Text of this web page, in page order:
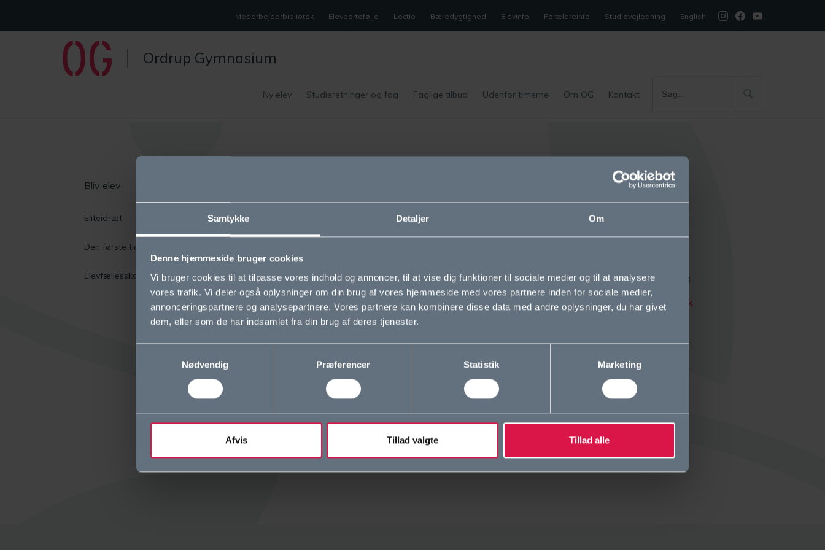
Samtykke Detaljer Om
Denne hjemmeside bruger cookies
Vi bruger cookies til at tilpasse vores indhold og annoncer, til at vise dig funktioner til sociale medier og til at analysere
vores trafik. Vi deler også oplysninger om din brug af vores hjemmeside med vores partnere inden for sociale medier,
annonceringspartnere og analysepartnere. Vores partnere kan kombinere disse data med andre oplysninger, du har givet
dem, eller som de har indsamlet fra din brug af deres tjenester.
Nødvendig
Præferencer Statistik Marketing
Afvis Tillad valgte Tillad alle
Medarbejderbibliotek Elevportefølje Lectio Bæredygtighed Elevinfo Forældreinfo Studievejledning English
Ordrup Gymnasium
Ny elev Studieretninger og fag Faglige tilbud Udenfor timerne Om OG Kontakt
Bliv elev
Eliteidræt
Den første tid i gymnasiet
Elevfællesskaber Cookie- og privatlivspolitik
Tilgængelighedserklæring
Krop og Natur
SAMF-ENG
Verdensklassen
Sprog og Kultur
Musik og Kultur
Kontakt os
Kirkevej 5
Tlf. +45 39 64 01 78
kontor@ordrupgym.dk